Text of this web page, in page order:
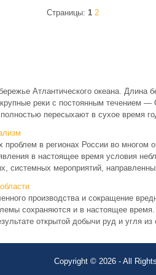
Страницы: 1 2
Атлантического океана. Длина
реки с постоянным течением —
пересыхают в сухое время
в регионах России во многом
в настоящее время условия
системных мероприятий,
производства и сокращение
сохраняются и в настоящее
открытой добычи руд и угля из
Copyright © 2026 - All